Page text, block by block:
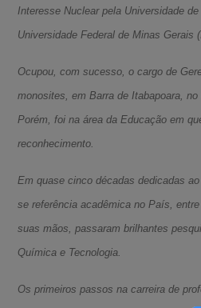
Interesse Nuclear pela Universidade
Universidade Federal de Minas Gerais
Ocupou, com sucesso, o cargo de
monosites, em Barra de Itabapoara, no
Porém, foi na área da Educação em
reconhecimento.
Em quase cinco décadas dedicadas
se referência acadêmica no País,
suas mãos, passaram brilhantes
Química e Tecnologia.
Os primeiros passos na carreira de